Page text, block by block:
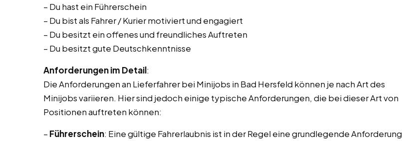
– Du hast ein Führerschein
– Du bist als Fahrer / Kurier motiviert und engagiert
– Du besitzt ein offenes und freundliches Auftreten
– Du besitzt gute Deutschkenntnisse
Anforderungen im Detail:
Die Anforderungen an Lieferfahrer bei Minijobs in Bad Hersfeld können je nach Art des
Minijobs variieren. Hier sind jedoch einige typische Anforderungen, die bei dieser Art von
Positionen auftreten können:
– Führerschein: Eine gültige Fahrerlaubnis ist in der Regel eine grundlegende Anforderung